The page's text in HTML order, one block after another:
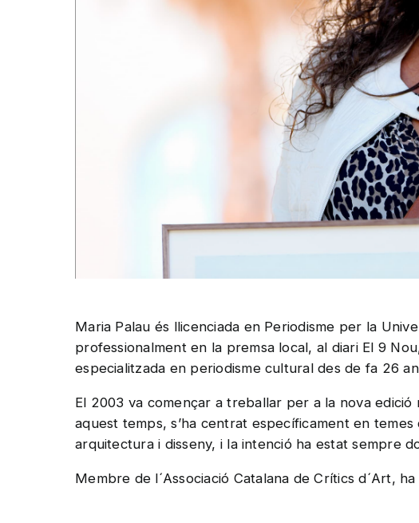
Maria Palau és llicenciada en Periodisme per la
professionalment en la premsa local, al diari El 9
especialitzada en periodisme cultural des de fa 26
El 2003 va començar a treballar per a la nova
aquest temps, s’ha centrat específicament en
arquitectura i disseny, i la intenció ha estat sempre
Membre de l´Associació Catalana de Crítics d´Art,